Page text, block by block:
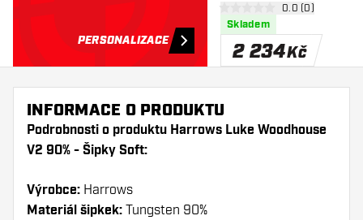
PERSONALIZACE
otevřít panel
0 hodnoticí hvězdičky
0.0 (0)
Skladem
2 234Kč
INFORMACE O PRODUKTU
Podrobnosti o produktu Harrows Luke Woodhouse
V2 90% - Šipky Soft:
Výrobce: Harrows
Materiál šipkek: Tungsten 90%